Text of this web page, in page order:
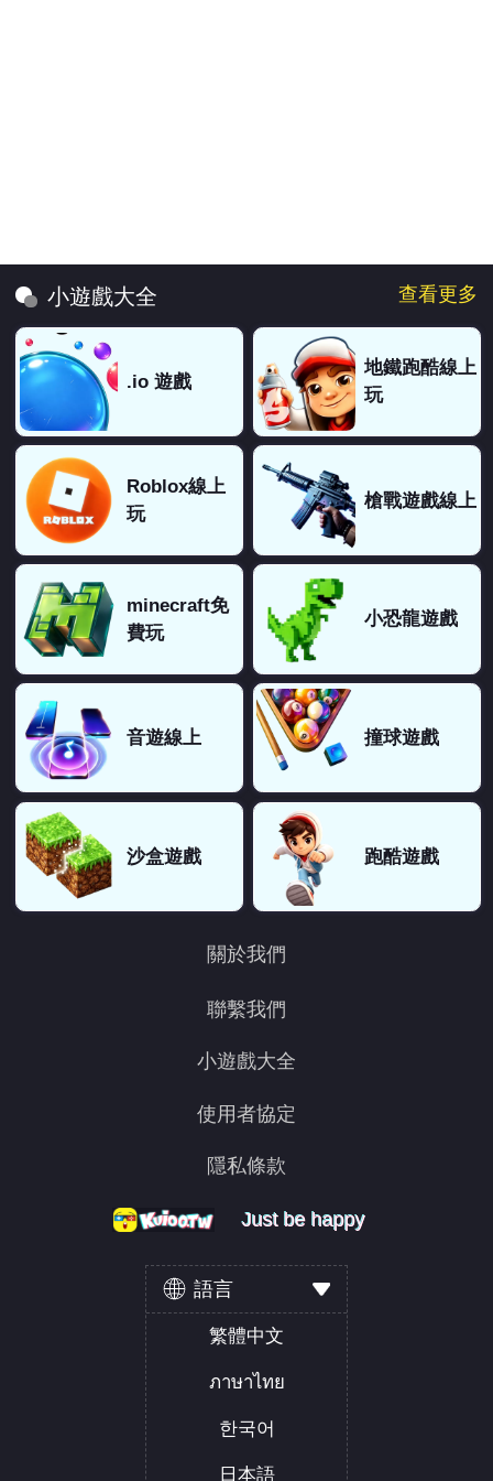
小遊戲大全 查看更多
.io 遊戲
地鐵跑酷線上
玩
Roblox線上
玩
槍戰遊戲線上
minecraft免
費玩
小恐龍遊戲
音遊線上 撞球遊戲
沙盒遊戲 跑酷遊戲
關於我們
聯繫我們
小遊戲大全
使用者協定
隱私條款
Just be happy
Just be happy
Just be happy
語言
繁體中文
ภาษาไทย
한국어
日本語